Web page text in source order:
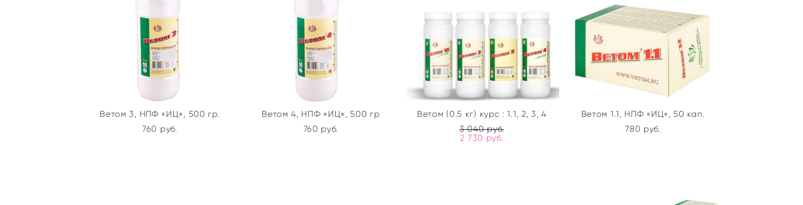
Ветом 3, НПФ «ИЦ», 500 гр.
760 pуб.
Ветом 4, НПФ «ИЦ», 500 гр
760 pуб.
Ветом (0.5 кг) курс : 1.1, 2, 3, 4
3 040 pуб.
2 730 pуб.
Ветом 1.1, НПФ «ИЦ», 50 кап.
780 pуб.